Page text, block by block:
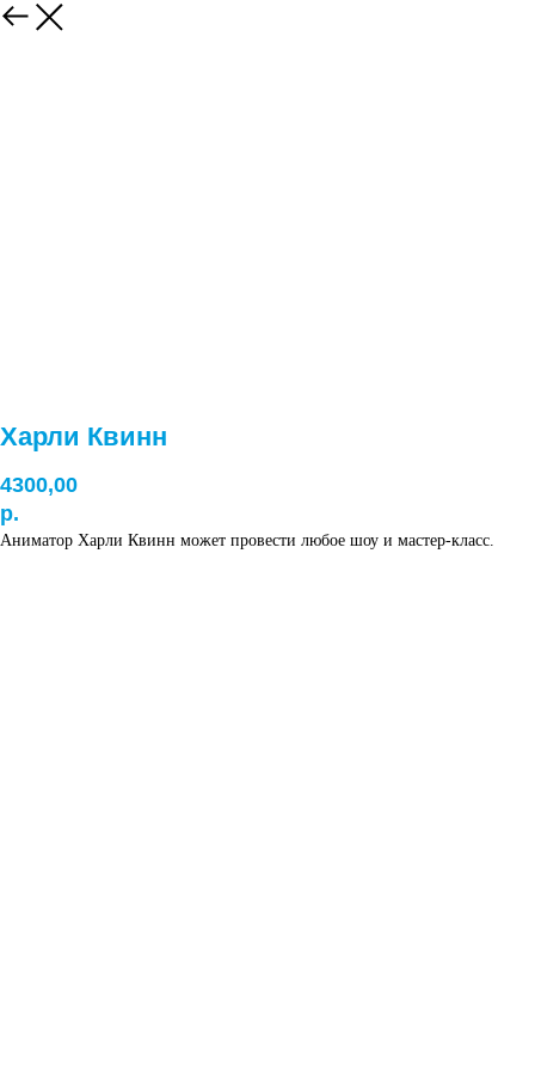
Харли Квинн
4300,00
р.
Аниматор Харли Квинн может провести любое шоу и мастер-класс.